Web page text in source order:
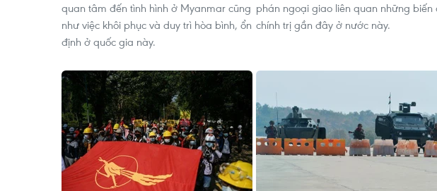
quan tâm đến tình hình ở Myanmar cũng
như việc khôi phục và duy trì hòa bình, ổn
định ở quốc gia này.
phán ngoại giao liên quan những biến
chính trị gần đây ở nước này.